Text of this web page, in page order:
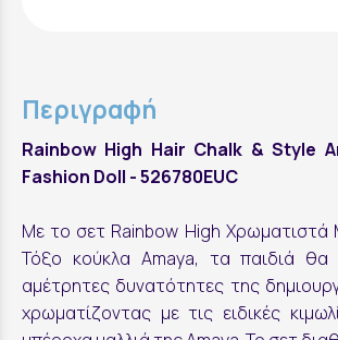
Περιγραφή
Rainbow High Hair Chalk & Style
Fashion Doll - 526780EUC
Με το σετ Rainbow High Χρωματιστά
Τόξο κούκλα Amaya, τα παιδιά θα
αμέτρητες δυνατότητες της
χρωματίζοντας με τις ειδικές